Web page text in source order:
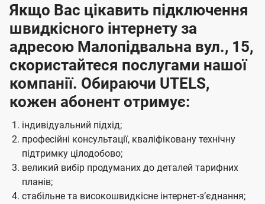
Якщо Вас цікавить підключення
швидкісного інтернету за
адресою Малопідвальна вул., 15,
скористайтеся послугами нашої
компанії. Обираючи UTELS,
кожен абонент отримує:
індивідуальний підхід;
професійні консультації, кваліфіковану технічну
підтримку цілодобово;
великий вибір продуманих до деталей тарифних
планів;
стабільне та високошвидкісне інтернет-зʼєднання;